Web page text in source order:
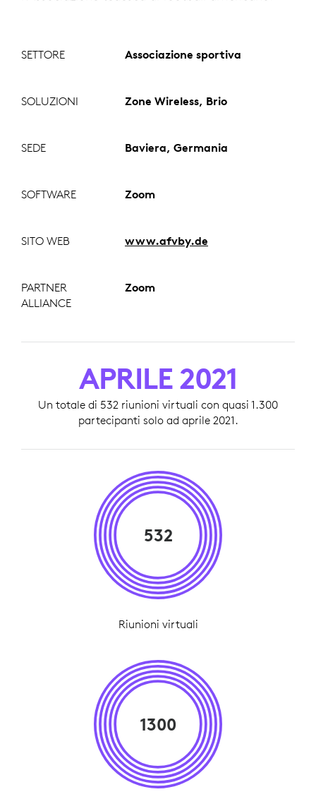
SETTORE Associazione sportiva
SOLUZIONI Zone Wireless, Brio
SEDE Baviera, Germania
SOFTWARE Zoom
SITO WEB www.afvby.de
PARTNER
ALLIANCE
Zoom
APRILE 2021
Un totale di 532 riunioni virtuali con quasi 1.300
partecipanti solo ad aprile 2021.
532
Riunioni virtuali
1300